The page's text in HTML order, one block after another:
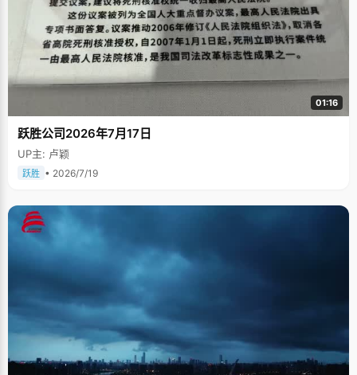
01:16
跃胜公司2026年7月17日
UP主: 卢颖
跃胜 • 2026/7/19